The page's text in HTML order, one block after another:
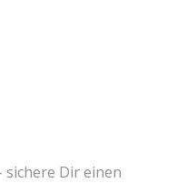
sichere Dir einen